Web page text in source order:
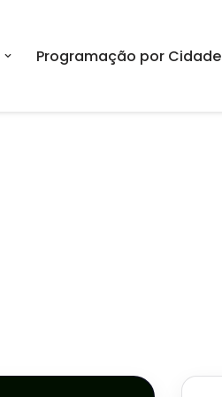
Programação por Cidade